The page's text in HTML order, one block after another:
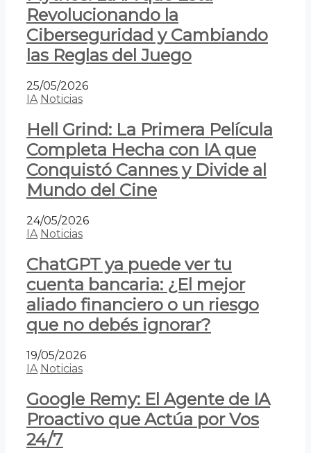
Revolucionando la
Ciberseguridad y Cambiando
las Reglas del Juego
25/05/2026
IA Noticias
Hell Grind: La Primera Película
Completa Hecha con IA que
Conquistó Cannes y Divide al
Mundo del Cine
24/05/2026
IA Noticias
ChatGPT ya puede ver tu
cuenta bancaria: ¿El mejor
aliado financiero o un riesgo
que no debés ignorar?
19/05/2026
IA Noticias
Google Remy: El Agente de IA
Proactivo que Actúa por Vos
24/7